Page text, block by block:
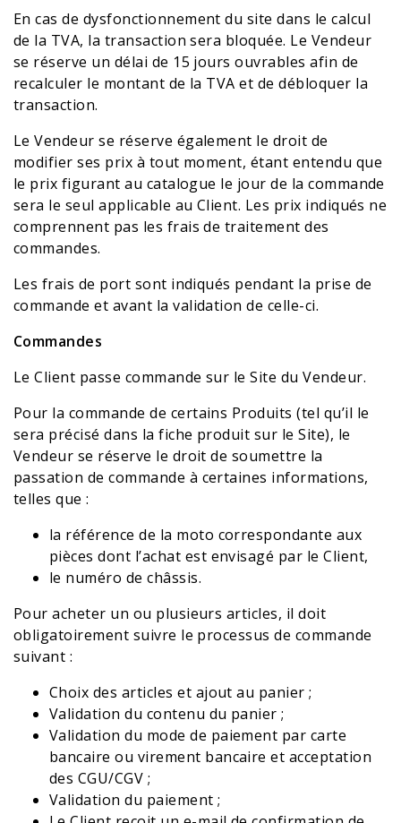
En cas de dysfonctionnement du site dans le calcul
de la TVA, la transaction sera bloquée. Le Vendeur
se réserve un délai de 15 jours ouvrables afin de
recalculer le montant de la TVA et de débloquer la
transaction.
Le Vendeur se réserve également le droit de
modifier ses prix à tout moment, étant entendu que
le prix figurant au catalogue le jour de la commande
sera le seul applicable au Client. Les prix indiqués ne
comprennent pas les frais de traitement des
commandes.
Les frais de port sont indiqués pendant la prise de
commande et avant la validation de celle-ci.
Commandes
Le Client passe commande sur le Site du Vendeur.
Pour la commande de certains Produits (tel qu’il le
sera précisé dans la fiche produit sur le Site), le
Vendeur se réserve le droit de soumettre la
passation de commande à certaines informations,
telles que :
la référence de la moto correspondante aux
pièces dont l’achat est envisagé par le Client,
le numéro de châssis.
Pour acheter un ou plusieurs articles, il doit
obligatoirement suivre le processus de commande
suivant :
Choix des articles et ajout au panier ;
Validation du contenu du panier ;
Validation du mode de paiement par carte
bancaire ou virement bancaire et acceptation
des CGU/CGV ;
Validation du paiement ;